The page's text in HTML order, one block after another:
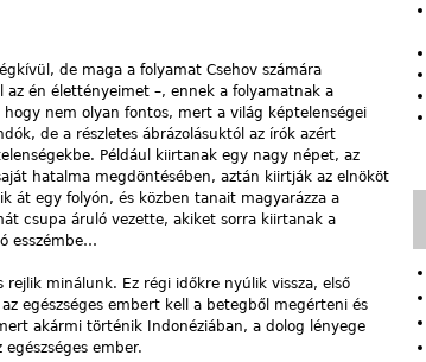
de maga a folyamat Csehov számára
én élettényeimet –, ennek a folyamatnak a
nem olyan fontos, mert a világ képtelenségei
de a részletes ábrázolásuktól az írók azért
Például kiirtanak egy nagy népet, az
hatalma megdöntésében, aztán kiirtják az elnököt
át egy folyón, és közben tanait magyarázza a
csupa áruló vezette, akiket sorra kiirtanak a
esszémbe…
minálunk. Ez régi időkre nyúlik vissza, első
egészséges embert kell a betegből megérteni és
akármi történik Indonéziában, a dolog lényege
ember.